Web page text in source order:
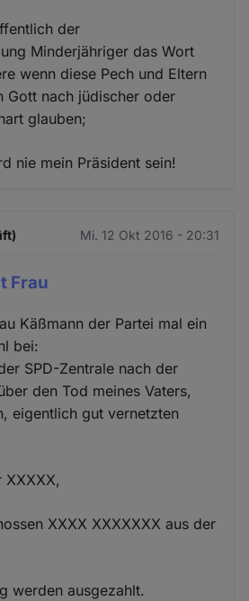
der
Minderjähriger das Wort
wenn diese Pech und Eltern
Gott nach jüdischer oder
glauben;
nie mein Präsident sein!
Mi. 12 Okt 2016 - 20:31
Frau
Käßmann der Partei mal ein
bei:
SPD-Zentrale nach der
den Tod meines Vaters,
eigentlich gut vernetzten
XXXXX,
XXXX XXXXXXX aus der
werden ausgezahlt.